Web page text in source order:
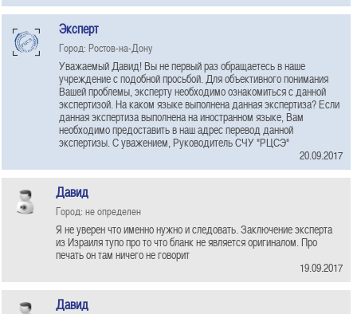
Эксперт
Город: Ростов-на-Дону
Уважаемый Давид! Вы не первый раз обращаетесь в наше
учреждение с подобной просьбой. Для объективного понимания
Вашей проблемы, эксперту необходимо ознакомиться с данной
экспертизой. На каком языке выполнена данная экспертиза? Если
данная экспертиза выполнена на иностранном языке, Вам
необходимо предоставить в наш адрес перевод данной
экспертизы. С уважением, Руководитель СЧУ "РЦСЭ"
20.09.2017
Давид
Город: не определен
Я не уверен что именно нужно и следовать. Заключение эксперта
из Израиля тупо про то что бланк не является оригиналом. Про
печать он там ничего не говорит
19.09.2017
Давид